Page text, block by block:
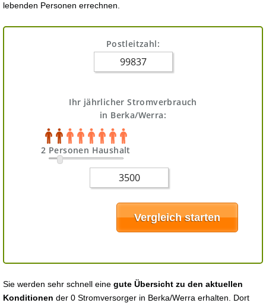
lebenden Personen errechnen.
Postleitzahl:
Ihr jährlicher Stromverbrauch
in Berka/Werra:
2 Personen Haushalt
Sie werden sehr schnell eine gute Übersicht zu den aktuellen
Konditionen der 0 Stromversorger in Berka/Werra erhalten. Dort